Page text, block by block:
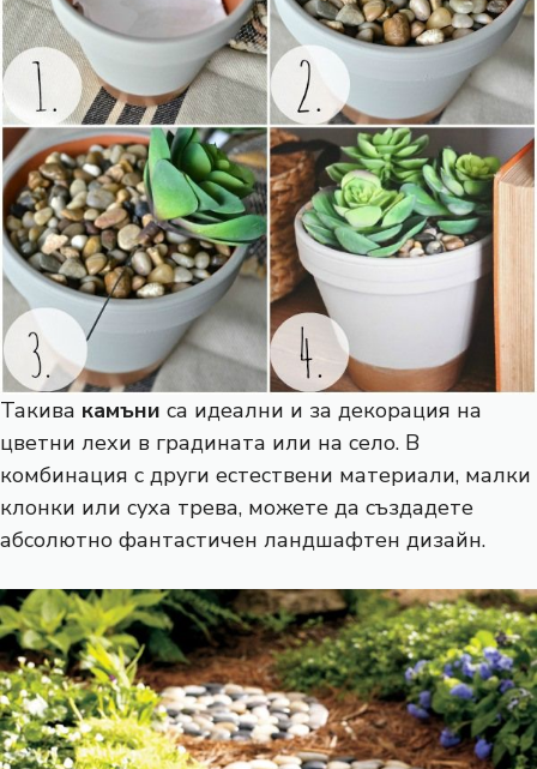
Такива камъни са идеални и за декорация на
цветни лехи в градината или на село. В
комбинация с други естествени материали, малки
клонки или суха трева, можете да създадете
абсолютно фантастичен ландшафтен дизайн.